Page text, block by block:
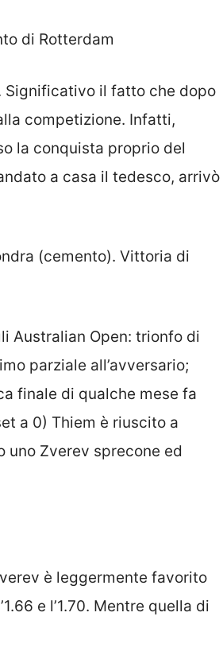
di Rotterdam
Significativo il fatto che dopo
competizione. Infatti,
la conquista proprio del
a casa il tedesco, arrivò
(cemento). Vittoria di
Australian Open: trionfo di
parziale all’avversario;
finale di qualche mese fa
a 0) Thiem è riuscito a
uno Zverev sprecone ed
è leggermente favorito
e l’1.70. Mentre quella di